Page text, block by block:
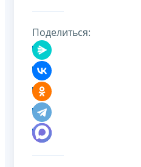
Поделиться: